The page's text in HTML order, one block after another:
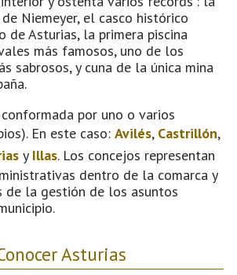
Niemeyer, el casco histórico
de Asturias, la primera piscina
más famosos, uno de los
sabrosos, y cuna de la única mina
por uno o varios
En este caso: Avilés, Castrillón,
y Illas. Los concejos representan
dentro de la comarca y
de la gestión de los asuntos
Asturias